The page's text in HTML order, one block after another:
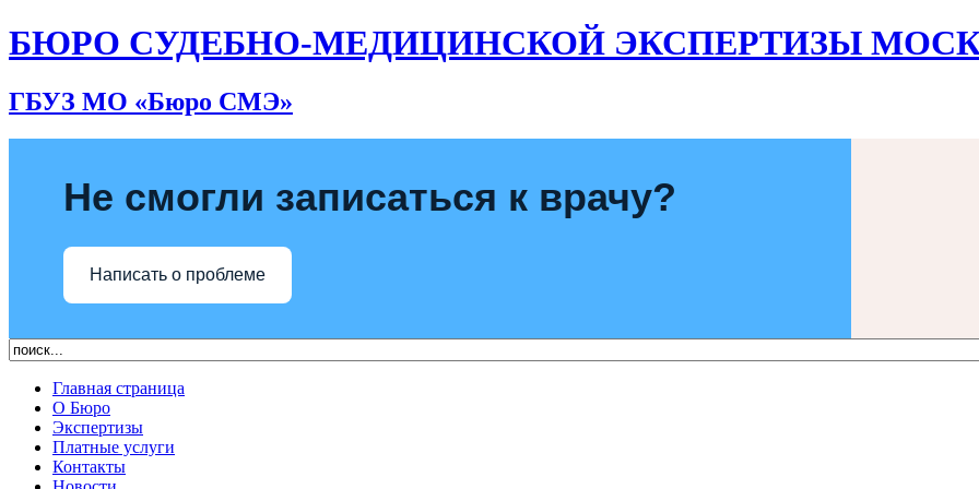
БЮРО СУДЕБНО-МЕДИЦИНСКОЙ ЭКСПЕРТИЗЫ
ГБУЗ МО «Бюро СМЭ»
Не смогли записаться к врачу?
Написать о проблеме
Главная страница
О Бюро
Экспертизы
Платные услуги
Контакты